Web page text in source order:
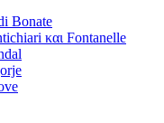
Bonate
και Fontanelle